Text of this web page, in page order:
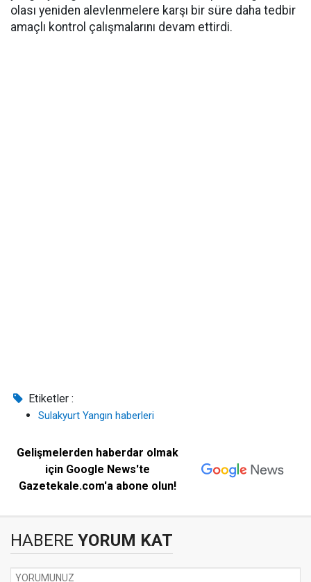
olası yeniden alevlenmelere karşı bir süre daha tedbir
amaçlı kontrol çalışmalarını devam ettirdi.
Etiketler :
Sulakyurt Yangın haberleri
Gelişmelerden haberdar olmak
için Google News'te
Gazetekale.com'a abone olun!
HABERE YORUM KAT